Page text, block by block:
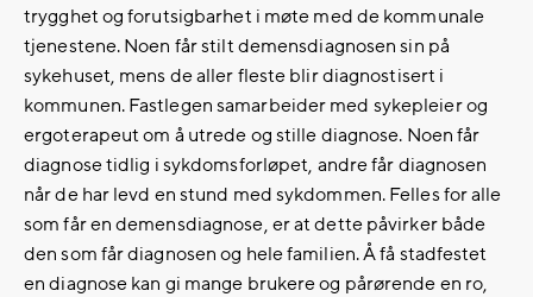
trygghet og forutsigbarhet i møte med de kommunale
tjenestene. Noen får stilt demensdiagnosen sin på
sykehuset, mens de aller fleste blir diagnostisert i
kommunen. Fastlegen samarbeider med sykepleier og
ergoterapeut om å utrede og stille diagnose. Noen får
diagnose tidlig i sykdomsforløpet, andre får diagnosen
når de har levd en stund med sykdommen. Felles for alle
som får en demensdiagnose, er at dette påvirker både
den som får diagnosen og hele familien. Å få stadfestet
en diagnose kan gi mange brukere og pårørende en ro,